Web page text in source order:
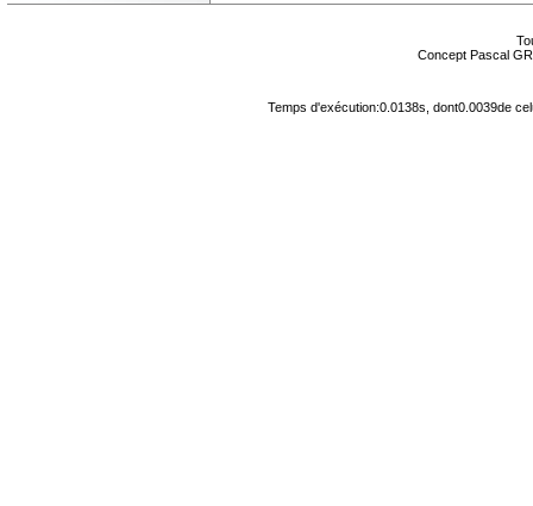
Concept Pascal
Temps d'exécution:0.0138s, dont0.0039de